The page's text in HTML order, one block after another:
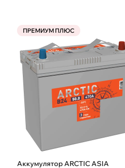
ПРЕМИУМ ПЛЮС
Аккумулятор ARCTIC ASIA